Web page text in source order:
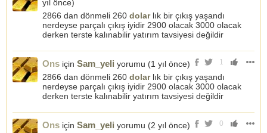
yıl önce)
2866 dan dönmeli 260 dolarlık bir çıkış yaşandı
nerdeyse parçalı çıkış iyidir 2900 olacak 3000 olacak
derken terste kalınabilir yatırım tavsiyesi değildir
1
Ons için Sam_yeli yorumu (1 yıl önce)
2866 dan dönmeli 260 dolarlık bir çıkış yaşandı
nerdeyse parçalı çıkış iyidir 2900 olacak 3000 olacak
derken terste kalınabilir yatırım tavsiyesi değildir
0
Ons için Sam_yeli yorumu (2 yıl önce)